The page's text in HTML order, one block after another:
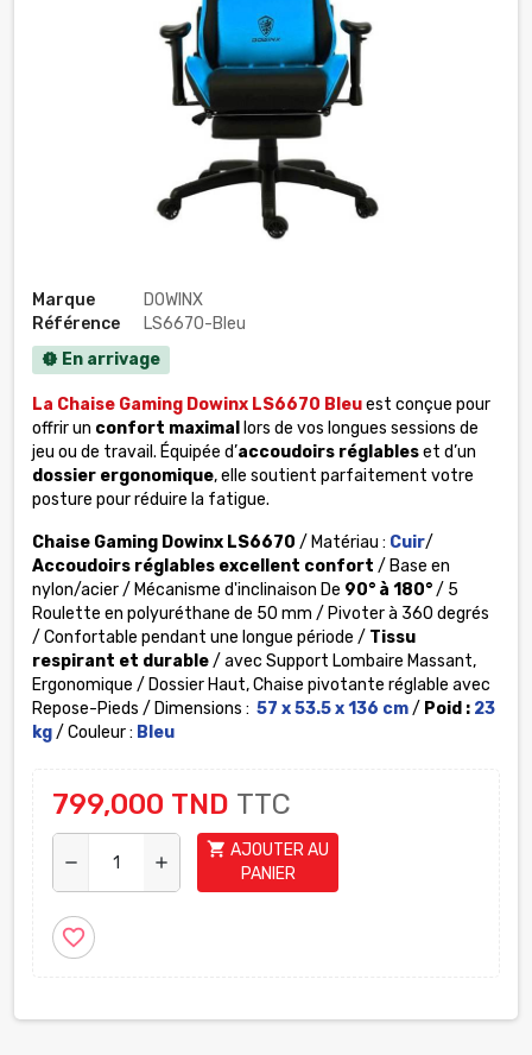
Marque
DOWINX
Référence
LS6670-Bleu
new_releases En arrivage
La Chaise Gaming Dowinx LS6670 Bleuest conçue pour
offrir un confort maximal
lors de vos longues sessions de
jeu ou de travail. Équipée d’accoudoirs réglableset d’un
dossier ergonomique, elle soutient parfaitement votre
posture pour réduire la fatigue.
Chaise Gaming Dowinx LS6670 / Matériau : Cuir/
Accoudoirs réglables excellent confort / Base en
nylon/acier / Mécanisme d'inclinaison De 90° à 180°/ 5
Roulette en polyuréthane de 50 mm / Pivoter à 360 degrés
/ Confortable pendant une longue période / Tissu
respirant et durable/ avec Support Lombaire Massant,
Ergonomique / Dossier Haut, Chaise pivotante réglable avec
Repose-Pieds / Dimensions : 57 x 53.5 x 136 cm/ Poid : ‎23
kg/ Couleur : Bleu
799,000 TND TTC
remove add
shopping_cart AJOUTER AU
PANIER
favorite_border